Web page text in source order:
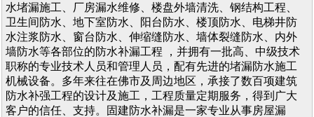
水堵漏施工、厂房漏水维修、楼盘外墙清洗、钢结构工程、
卫生间防水、地下室防水、阳台防水、楼顶防水、电梯井防
水注浆防水、窗台防水、伸缩缝防水、墙体裂缝防水、内外
墙防水等各部位的防水补漏工程 ，并拥有一批高、中级技术
职称的专业技术人员和管理人员，配有先进的堵漏防水施工
机械设备。多年来往在佛市及周边地区，承接了数百项建筑
防水补强工程的设计及施工，工程质量定期服务，得到广大
客户的信任、支持。固建防水补漏是一家专业从事房屋漏